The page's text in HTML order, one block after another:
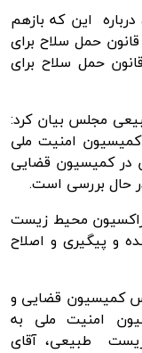
این که بازهم
حمل سلاح برای
حمل سلاح برای
مجلس بیان کرد:
امنیت ملی
در کمیسیون قضایی
حال بررسی است.
محیط زیست
و پیگیری و اصلاح
کمیسیون قضایی و
امنیت ملی به
طبیعی، آقای